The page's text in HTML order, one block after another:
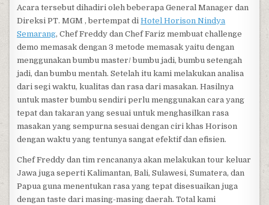
Acara tersebut dihadiri oleh beberapa General Manager dan
Direksi PT. MGM , bertempat diHotel Horison Nindya
Semarang, Chef Freddy dan Chef Fariz membuat challenge
demo memasak dengan 3 metode memasak yaitu dengan
menggunakan bumbu master/ bumbu jadi, bumbu setengah
jadi, dan bumbu mentah. Setelah itu kami melakukan analisa
dari segi waktu, kualitas dan rasa dari masakan. Hasilnya
untuk master bumbu sendiri perlu menggunakan cara yang
tepat dan takaran yang sesuai untuk menghasilkan rasa
masakan yang sempurna sesuai dengan ciri khas Horison
dengan waktu yang tentunya sangat efektif dan efisien.
Chef Freddy dan tim rencananya akan melakukan tour keluar
Jawa juga seperti Kalimantan, Bali, Sulawesi, Sumatera, dan
Papua guna menentukan rasa yang tepat disesuaikan juga
dengan taste dari masing-masing daerah. Total kami